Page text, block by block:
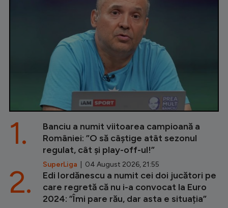
Banciu a numit viitoarea campioană a
României: ”O să câștige atât sezonul
regulat, cât și play-off-ul!”
SuperLiga | 04 August 2026, 21:55
1.
Edi Iordănescu a numit cei doi jucători pe
care regretă că nu i-a convocat la Euro
2024: ”Îmi pare rău, dar asta e situația”
2.